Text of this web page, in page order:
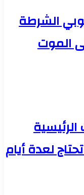
من منسوبي الشرطة
الموت
لعدة أيام